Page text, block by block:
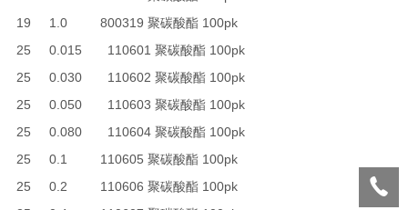
19 1.0 800319 聚碳酸酯 100pk
25 0.015 110601 聚碳酸酯 100pk
25 0.030 110602 聚碳酸酯 100pk
25 0.050 110603 聚碳酸酯 100pk
25 0.080 110604 聚碳酸酯 100pk
25 0.1 110605 聚碳酸酯 100pk
25 0.2 110606 聚碳酸酯 100pk